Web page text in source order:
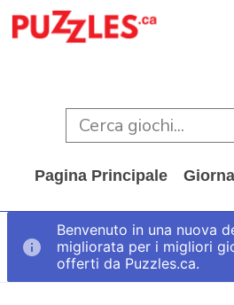
Pagina Principale
Benvenuto in una nuova
migliorata per i migliori
offerti da Puzzles.ca.